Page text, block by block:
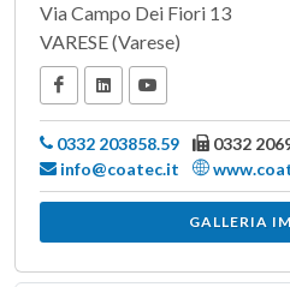
Via Campo Dei Fiori 13
VARESE (Varese)
0332 203858.59
0332
info@coatec.it
GALLERIA